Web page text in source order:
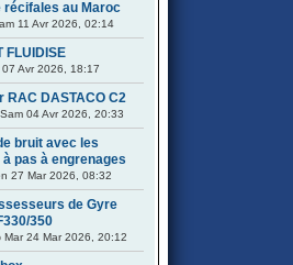
récifales au Maroc
11 Avr 2026, 02:14
FLUIDISE
07 Avr 2026, 18:17
RAC DASTACO C2
Sam 04 Avr 2026, 20:33
bruit avec les
pas à engrenages
27 Mar 2026, 08:32
de Gyre
350
Mar 24 Mar 2026, 20:12